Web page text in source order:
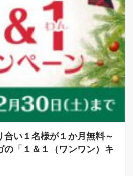
合い１名様が１か月無料～
の「１＆１（ワンワン）キ